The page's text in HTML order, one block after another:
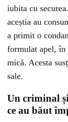
iubita cu
aceștia au
a primit o
formulat apel, în
mică. Acesta
sale.
Un criminal
ce au băut